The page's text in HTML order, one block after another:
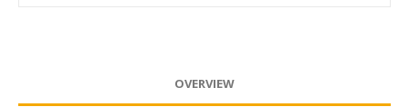
OVERVIEW